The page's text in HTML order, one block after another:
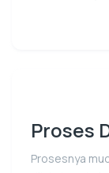
Proses
Prosesnya